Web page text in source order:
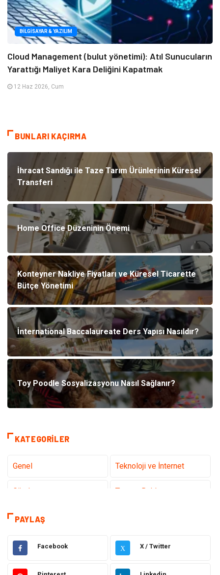
BILGISAYAR & YAZILIM
Cloud Management (bulut yönetimi): Atıl Sunucuların
Yarattığı Maliyet Kara Deliğini Kapatmak
12 Haz 2026, Cum
BUNLARI KAÇIRMA
İhracat Sandığı ile Taze Tarım Ürünlerinin Küresel
Transferi
Home Office Düzeninin Önemi
Konteyner Nakliye Fiyatları ve Küresel Ticarette
Bütçe Yönetimi
İnternational Baccalaureate Ders Yapısı Nasıldır?
Toy Poodle Sosyalizasyonu Nasıl Sağlanır?
KATEGORILER
Genel Teknoloji ve İnternet
Gündem Tanıtıcı Reklam
Sağlık
Hukuk Dekorasyon
Elektrik & Elektronik Giyim
PAYLAŞ
Facebook X X / Twitter